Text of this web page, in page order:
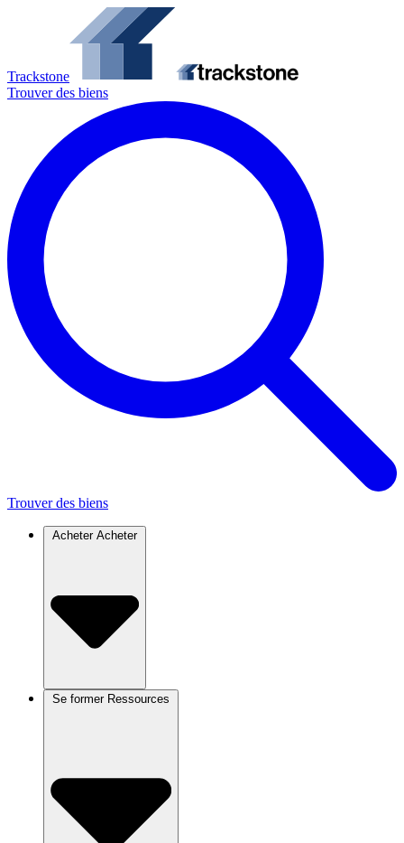
Trackstone
Trouver des biens
Trouver des biens
Acheter Acheter
Se former